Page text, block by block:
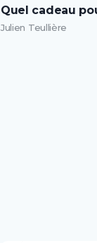
Quel cadeau
Julien Teullière